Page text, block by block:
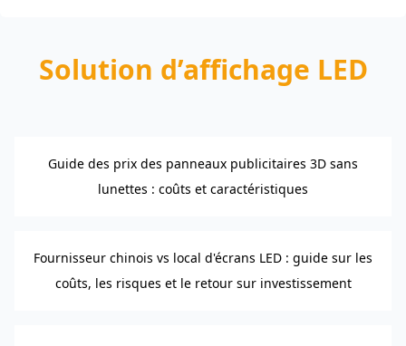
Solution d’affichage LED
Guide des prix des panneaux publicitaires 3D sans
lunettes : coûts et caractéristiques
Fournisseur chinois vs local d'écrans LED : guide sur les
coûts, les risques et le retour sur investissement